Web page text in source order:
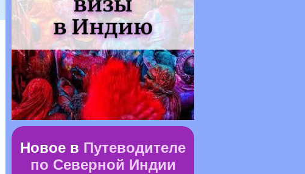
Новое в Путеводителе
по Северной Индии